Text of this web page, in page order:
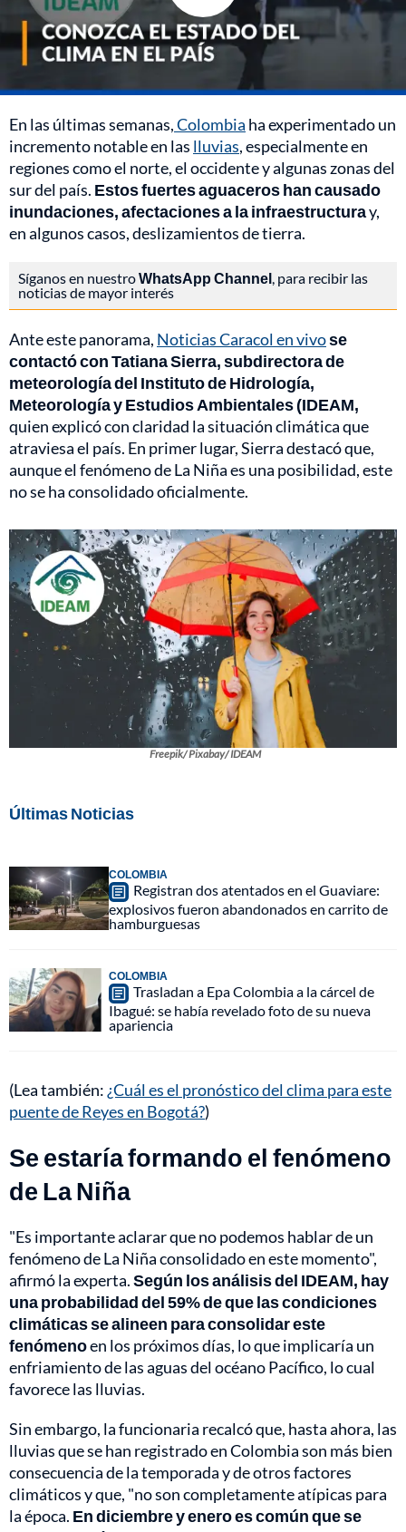
En las últimas semanas,Colombia ha experimentado un
incremento notable en las lluvias, especialmente en
regiones como el norte, el occidente y algunas zonas del
sur del país. Estos fuertes aguaceros han causado
inundaciones, afectaciones a la infraestructuray,
en algunos casos, deslizamientos de tierra.
Síganos en nuestroWhatsApp Channel , para recibir las
noticias de mayor interés
Ante este panorama, Noticias Caracol en vivose
contactó con Tatiana Sierra, subdirectora de
meteorología del Instituto de Hidrología,
Meteorología y Estudios Ambientales (IDEAM,
quien explicó con claridad la situación climática que
atraviesa el país. En primer lugar, Sierra destacó que,
aunque el fenómeno de La Niña es una posibilidad, este
no se ha consolidado oficialmente.
Freepik/ Pixabay/ IDEAM
Últimas Noticias
COLOMBIA
Registran dos atentados en el Guaviare:
explosivos fueron abandonados en carrito de
hamburguesas
COLOMBIA
Trasladan a Epa Colombia a la cárcel de
Ibagué: se había revelado foto de su nueva
apariencia
(Lea también: ¿Cuál es el pronóstico del clima para este
puente de Reyes en Bogotá?)
Se estaría formando el fenómeno
de La Niña
"Es importante aclarar que no podemos hablar de un
fenómeno de La Niña consolidado en este momento",
afirmó la experta.Según los análisis del IDEAM, hay
una probabilidad del 59% de que las condiciones
climáticas se alineen para consolidar este
fenómenoen los próximos días, lo que implicaría un
enfriamiento de las aguas del océano Pacífico, lo cual
favorece las lluvias.
Sin embargo, la funcionaria recalcó que, hasta ahora, las
lluvias que se han registrado en Colombia son más bien
consecuencia de la temporada y de otros factores
climáticos y que, "no son completamente atípicas para
la época. En diciembre y enero es común que se